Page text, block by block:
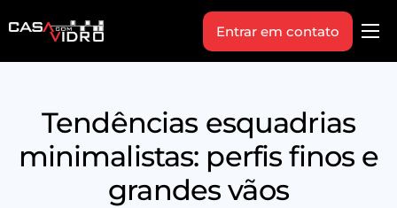
Produtos
Indique+
Blog
Entrar em contato
Tendências esquadrias
minimalistas: perfis finos e
grandes vãos